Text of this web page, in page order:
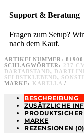
Support & Beratung
Fragen zum Setup?
nach dem Kauf.
ARTIKELNUMMER:
SCHLAGWÖRTER: 237
DARTABSTAND,
SELBSTKLEBEND,
MARKE: KARELLA
BESCHREIBUNG
ZUSÄTZLICHE
MARKE
REZENSIONEN (0)